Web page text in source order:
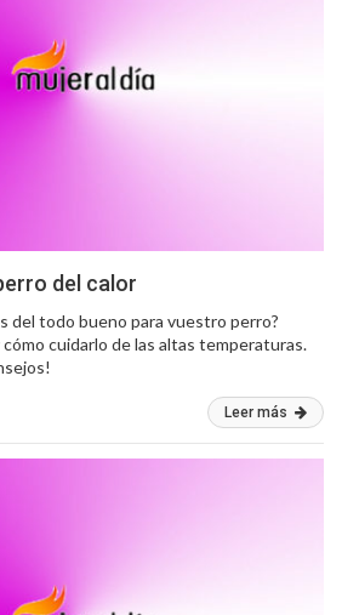
del calor
del todo bueno para vuestro perro?
cuidarlo de las altas temperaturas.
Leer más